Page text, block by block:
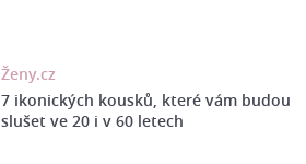
Ženy.cz
7 ikonických kousků, které vám budou
slušet ve 20 i v 60 letech